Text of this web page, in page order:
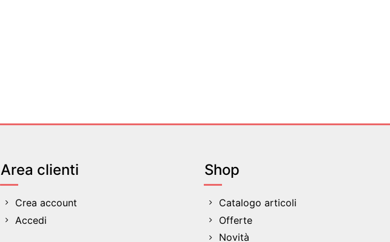
Area clienti
Crea account
Accedi
Shop
Catalogo articoli
Offerte
Novità